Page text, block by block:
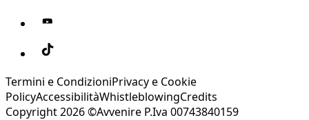
Termini e CondizioniPrivacy e Cookie
PolicyAccessibilitàWhistleblowingCredits
Copyright 2026 ©Avvenire P.Iva 00743840159